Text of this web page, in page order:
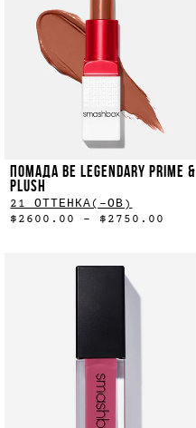
ПОМАДА BE LEGENDARY PRIME &
PLUSH
21 ОТТЕНКА(-ОВ)
$2600.00 - $2750.00